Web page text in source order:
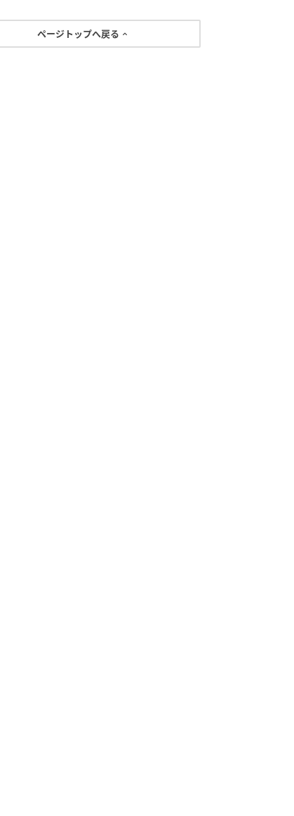
ページトップへ戻る